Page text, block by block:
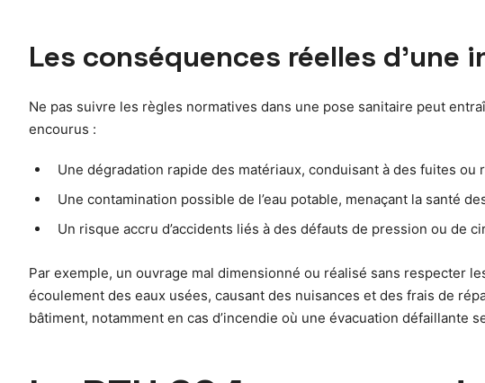
Les conséquences réelles
Ne pas suivre les règles normatives dans une pose sanitaire peut
encourus :
Une dégradation rapide des matériaux, conduisant à des fuites ou
Une contamination possible de l’eau potable, menaçant la santé
Un risque accru d’accidents liés à des défauts de pression ou de
Par exemple, un ouvrage mal dimensionné ou réalisé sans respecter
écoulement des eaux usées, causant des nuisances et des frais de
bâtiment, notamment en cas d’incendie où une évacuation défaillante